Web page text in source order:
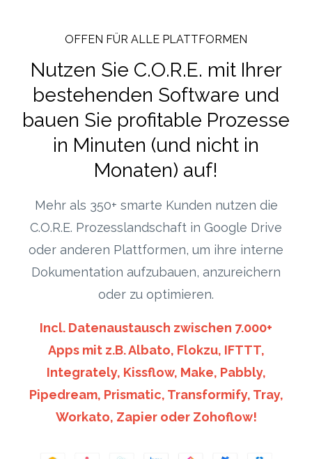
OFFEN FÜR ALLE PLATTFORMEN
Nutzen Sie C.O.R.E. mit Ihrer
bestehenden Software und
bauen Sie profitable Prozesse
in Minuten (und nicht in
Monaten) auf!
Mehr als 350+ smarte Kunden nutzen die
C.O.R.E. Prozesslandschaft in Google Drive
oder anderen Plattformen, um ihre interne
Dokumentation aufzubauen, anzureichern
oder zu optimieren.
Incl. Datenaustausch zwischen 7.000+
Apps mit z.B. Albato, Flokzu, IFTTT,
Integrately, Kissflow, Make, Pabbly,
Pipedream, Prismatic, Transformify, Tray,
Workato, Zapier oder Zohoflow!